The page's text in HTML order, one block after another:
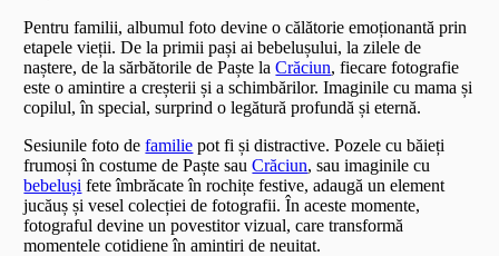
Pentru familii, albumul foto devine o călătorie emoționantă prin
etapele vieții. De la primii pași ai bebelușului, la zilele de
naștere, de la sărbătorile de Paște laCrăciun, fiecare fotografie
este o amintire a creșterii și a schimbărilor. Imaginile cu mama și
copilul, în special, surprind o legătură profundă și eternă.
Sesiunile foto defamilie pot fi și distractive. Pozele cu băieți
frumoși în costume de Paște sauCrăciun, sau imaginile cu
bebeluși fete îmbrăcate în rochițe festive, adaugă un element
jucăuș și vesel colecției de fotografii. În aceste momente,
fotograful devine un povestitor vizual, care transformă
momentele cotidiene în amintiri de neuitat.